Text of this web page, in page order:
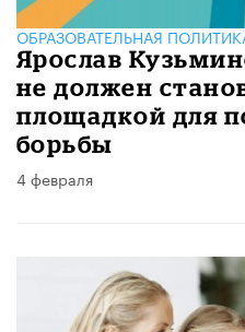
ОБРАЗОВАТЕЛЬНАЯ
Ярослав
не должен
площадкой для
борьбы
4 февраля